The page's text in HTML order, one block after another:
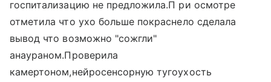
госпитализацию не предложила.П ри осмотре
отметила что ухо больше покраснело сделала
вывод что возможно "сожгли"
анаураном.Проверила
камертоном,нейросенсорную тугоухость